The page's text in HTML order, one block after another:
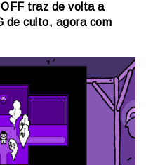
traz de volta a
de culto, agora com